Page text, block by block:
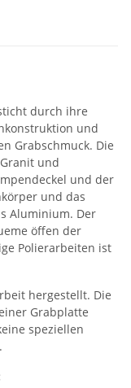
durch ihre
und
Grabschmuck. Die
und
und der
und das
Aluminium. Der
öffen der
Polierarbeiten ist
hergestellt. Die
Grabplatte
speziellen